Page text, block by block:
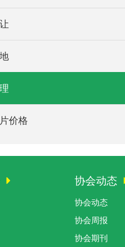
价格
协会动态
协会动态
协会周报
协会期刊